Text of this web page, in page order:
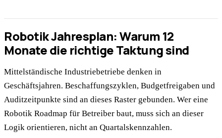
Robotik Jahresplan: Warum 12
Monate die richtige Taktung sind
Mittelständische Industriebetriebe denken in
Geschäftsjahren. Beschaffungszyklen, Budgetfreigaben und
Auditzeitpunkte sind an dieses Raster gebunden. Wer eine
Robotik Roadmap für Betreiber baut, muss sich an dieser
Logik orientieren, nicht an Quartalskennzahlen.